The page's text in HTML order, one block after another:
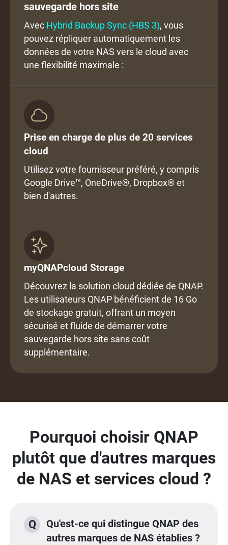
sauvegarde hors site
Avec Hybrid Backup Sync (HBS 3), vous
pouvez répliquer automatiquement les
données de votre NAS vers le cloud avec
une flexibilité maximale :
Prise en charge de plus de 20 services
cloud
Utilisez votre fournisseur préféré, y compris
Google Drive™, OneDrive®, Dropbox® et
bien d'autres.
myQNAPcloud Storage
Découvrez la solution cloud dédiée de QNAP.
Les utilisateurs QNAP bénéficient de 16 Go
de stockage gratuit, offrant un moyen
sécurisé et fluide de démarrer votre
sauvegarde hors site sans coût
supplémentaire.
Pourquoi choisir QNAP
plutôt que d'autres marques
de NAS et services cloud ?
Q
Qu'est-ce qui distingue QNAP des
autres marques de NAS établies ?